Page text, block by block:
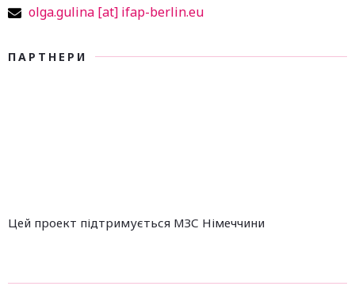
olga.gulina [at] ifap-berlin.eu
ПАРТНЕРИ
Цей проект підтримується МЗС Німеччини